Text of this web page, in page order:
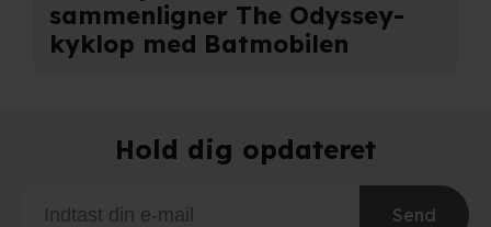
at sikre funktionalitet, generere statistik, huske dine
præferencer og til markedsføring.
Du kan læse mere om vores brug af cookies og
behandling af dine personoplysninger i både vores
sammenligner The Odyssey-
kyklop med Batmobilen
Hold dig opdateret
Send